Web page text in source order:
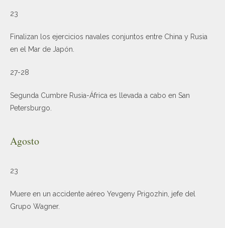
23
Finalizan los ejercicios navales conjuntos entre China y Rusia
en el Mar de Japón.
27-28
Segunda Cumbre Rusia-África es llevada a cabo en San
Petersburgo.
Agosto
23
Muere en un accidente aéreo Yevgeny Prigozhin, jefe del
Grupo Wagner.